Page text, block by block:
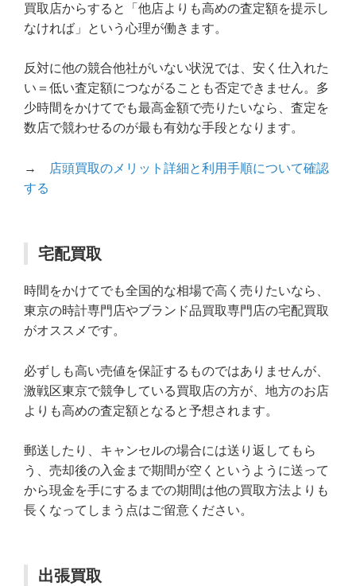
買取店からすると「他店よりも高めの査定額を提示し
なければ」という心理が働きます。
反対に他の競合他社がいない状況では、安く仕入れた
い＝低い査定額につながることも否定できません。多
少時間をかけてでも最高金額で売りたいなら、査定を
数店で競わせるのが最も有効な手段となります。
→
店頭買取のメリット詳細と利用手順について確認
する
宅配買取
時間をかけてでも全国的な相場で高く売りたいなら、
東京の時計専門店やブランド品買取専門店の宅配買取
がオススメです。
必ずしも高い売値を保証するものではありませんが、
激戦区東京で競争している買取店の方が、地方のお店
よりも高めの査定額となると予想されます。
郵送したり、キャンセルの場合には送り返してもら
う、売却後の入金まで期間が空くというように送って
から現金を手にするまでの期間は他の買取方法よりも
長くなってしまう点はご留意ください。
出張買取